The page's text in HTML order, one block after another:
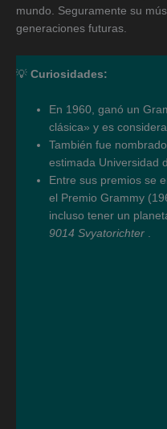
mundo. Seguramente su
generaciones futuras.
💡 Curiosidades:
En 1960, ganó un
clásica» y es
También fue
estimada Universidad
Entre sus premios se
el Premio Grammy
incluso tener un
9014 Svyatorichter .